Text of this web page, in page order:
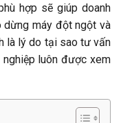
hợp sẽ giúp doanh
dừng máy đột ngột và
là lý do tại sao tư vấn
nghiệp luôn được xem